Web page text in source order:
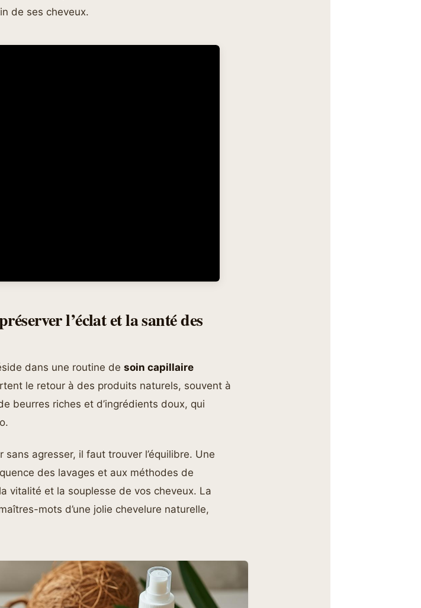
de ses cheveux.
l’éclat et la santé des
dans une routine de soin capillaire
le retour à des produits naturels, souvent à
beurres riches et d’ingrédients doux, qui
agresser, il faut trouver l’équilibre. Une
des lavages et aux méthodes de
vitalité et la souplesse de vos cheveux. La
mots d’une jolie chevelure naturelle,